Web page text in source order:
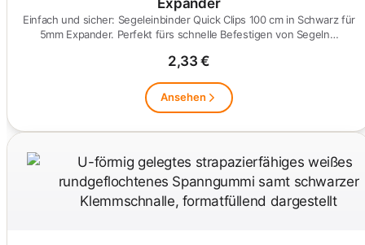
Expander
Einfach und sicher: Segeleinbinder Quick Clips 100 cm in Schwarz für
5mm Expander. Perfekt fürs schnelle Befestigen von Segeln…
2,33 €
Ansehen